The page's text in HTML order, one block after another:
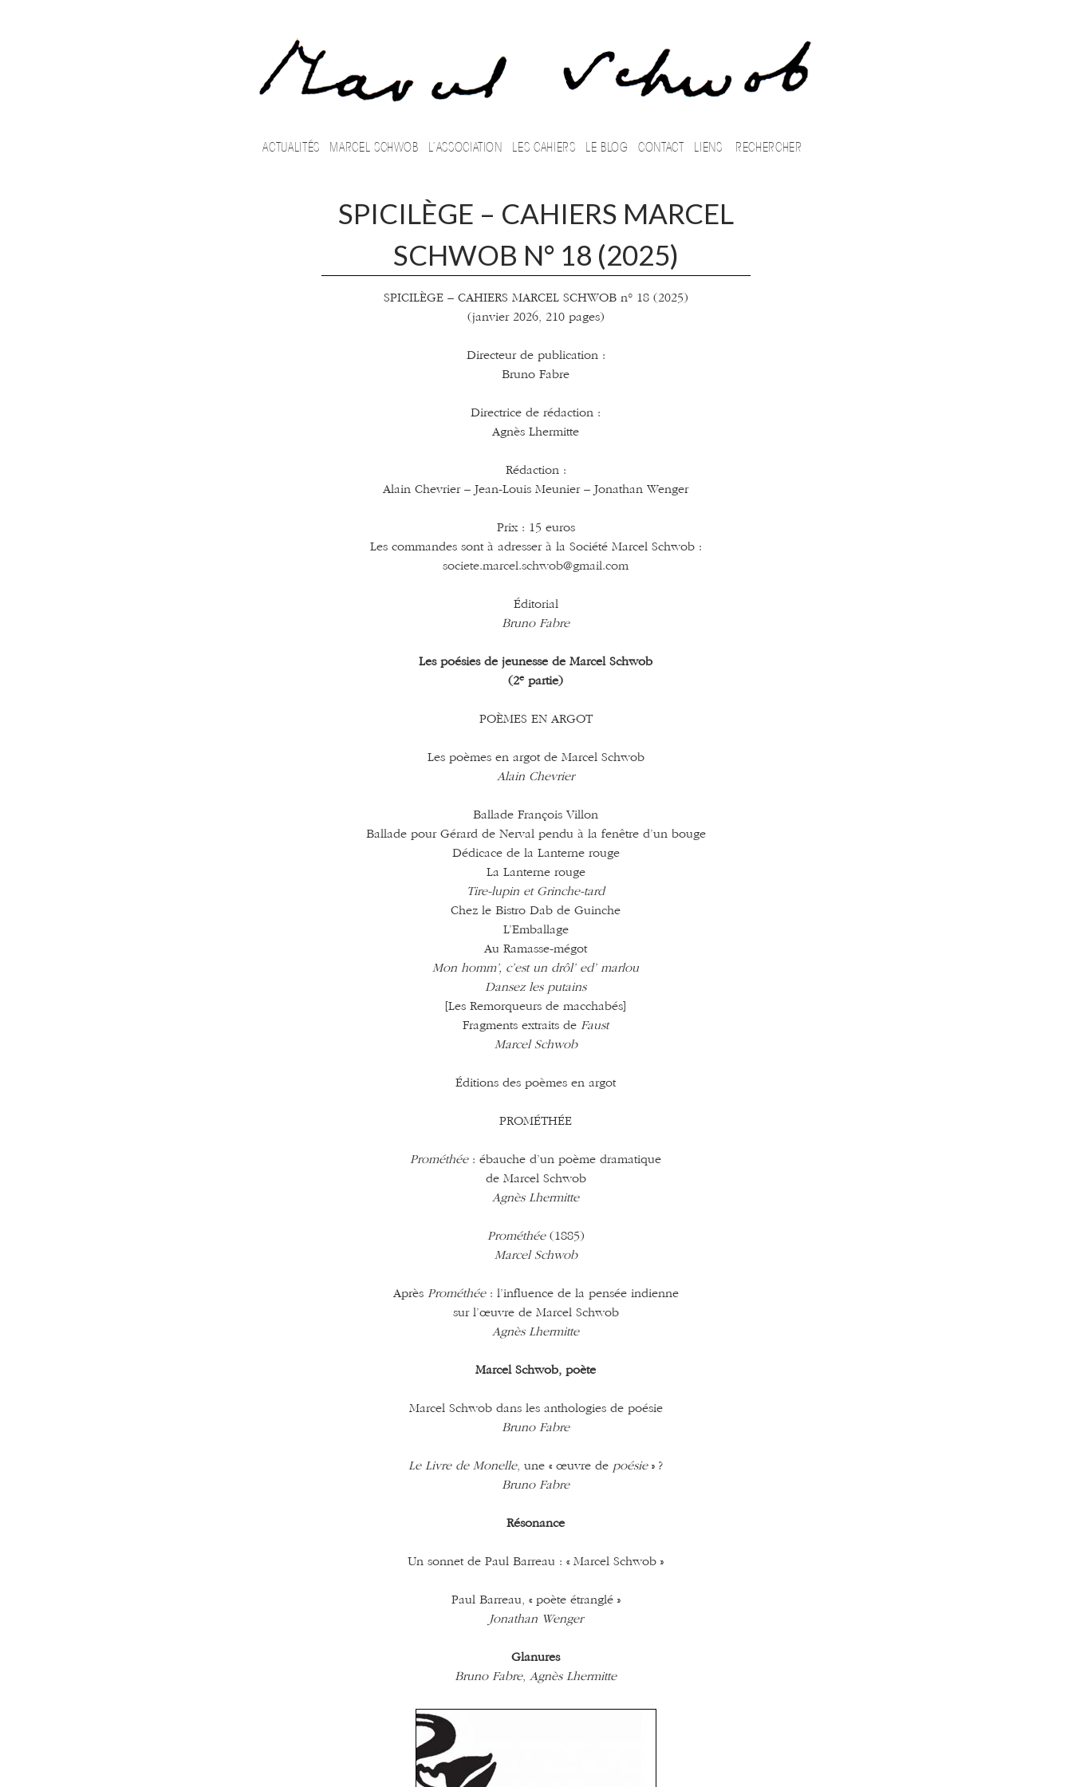
ALLER AU CONTENU PRINCIPAL
ACTUALITÉS MARCEL SCHWOB L’ASSOCIATION LES CAHIERS LE BLOG CONTACT LIENS
SPICILÈGE – CAHIERS MARCEL
SCHWOB N° 18 (2025)
SPICILÈGE – CAHIERS MARCEL SCHWOB n° 18 (2025)
(janvier 2026, 210 pages)
Directeur de publication :
Bruno Fabre
Directrice de rédaction :
Agnès Lhermitte
Rédaction :
Alain Chevrier – Jean-Louis Meunier – Jonathan Wenger
Prix : 15 euros
Les commandes sont à adresser à la Société Marcel Schwob :
societe.marcel.schwob@gmail.com
Éditorial
Bruno Fabre
Les poésies de jeunesse de Marcel Schwob
(2e partie)
POÈMES EN ARGOT
Les poèmes en argot de Marcel Schwob
Alain Chevrier
Ballade François Villon
Ballade pour Gérard de Nerval pendu à la fenêtre d’un bouge
Dédicace de la Lanterne rouge
La Lanterne rouge
Tire-lupin et Grinche-tard
Chez le Bistro Dab de Guinche
L’Emballage
Au Ramasse-mégot
Mon homm’, c’est un drôl’ ed’ marlou
Dansez les putains
[Les Remorqueurs de macchabés]
Fragments extraits deFaust
Marcel Schwob
Éditions des poèmes en argot
PROMÉTHÉE
Prométhée : ébauche d’un poème dramatique
de Marcel Schwob
Agnès Lhermitte
Prométhée(1885)
Marcel Schwob
Après Prométhée : l’influence de la pensée indienne
sur l’œuvre de Marcel Schwob
Agnès Lhermitte
Marcel Schwob, poète
Marcel Schwob dans les anthologies de poésie
Bruno Fabre
Le Livre de Monelle, une « œuvre de poésie» ?
Bruno Fabre
Résonance
Un sonnet de Paul Barreau : « Marcel Schwob »
Paul Barreau, « poète étranglé »
Jonathan Wenger
Glanures
Bruno Fabre,Agnès Lhermitte